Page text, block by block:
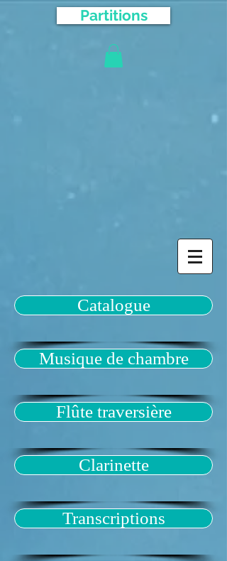
Partitions
Catalogue
Musique de chambre
Flûte traversière
Clarinette
Transcriptions